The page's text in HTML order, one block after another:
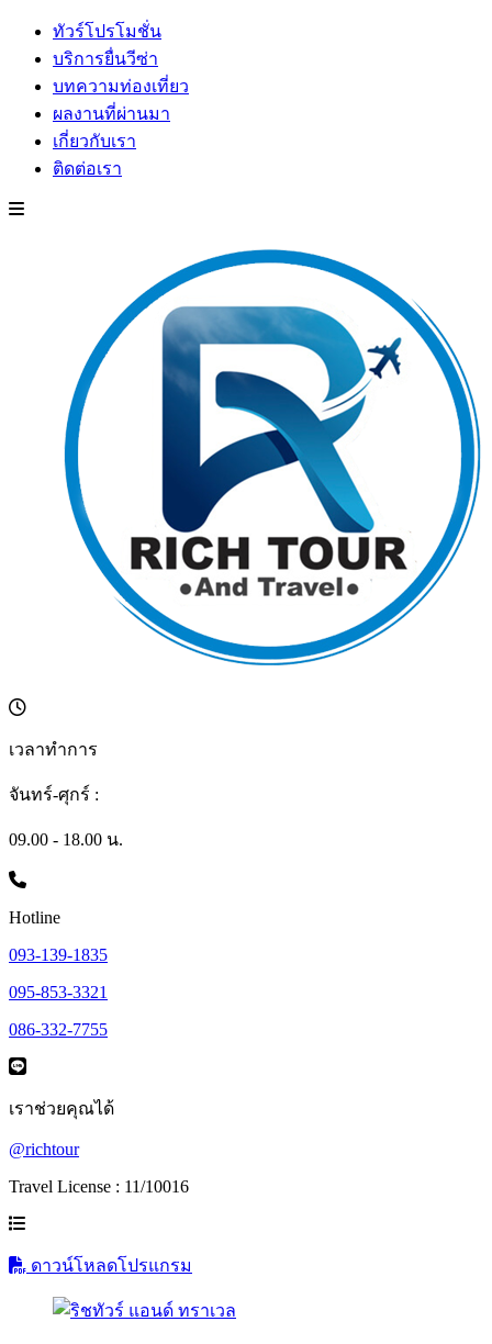
ทัวร์โปรโมชั่น
บริการยื่นวีซ่า
บทความท่องเที่ยว
ผลงานที่ผ่านมา
เกี่ยวกับเรา
ติดต่อเรา
เวลาทำการ
จันทร์-ศุกร์ :
09.00 - 18.00 น.
Hotline
093-139-1835
095-853-3321
086-332-7755
เราช่วยคุณได้
@richtour
Travel License : 11/10016
ดาวน์โหลดโปรแกรม